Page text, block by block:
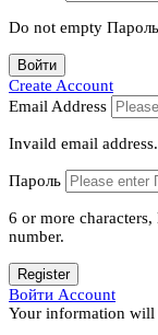
Do not empty
Войти
Create Account
Email Address
Invaild email address.
Пароль
6 or more characters,
number.
Register
Войти Account
Your information will